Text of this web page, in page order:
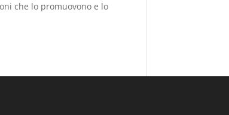
che lo promuovono e lo